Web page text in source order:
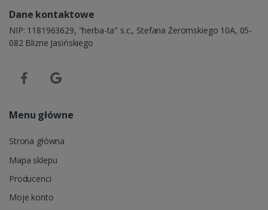
Dane kontaktowe
NIP: 1181963629, "herba-ta" s.c., Stefana Żeromskiego 10A, 05-
082 Blizne Jasińskiego
Menu główne
Strona główna
Mapa sklepu
Producenci
Moje konto